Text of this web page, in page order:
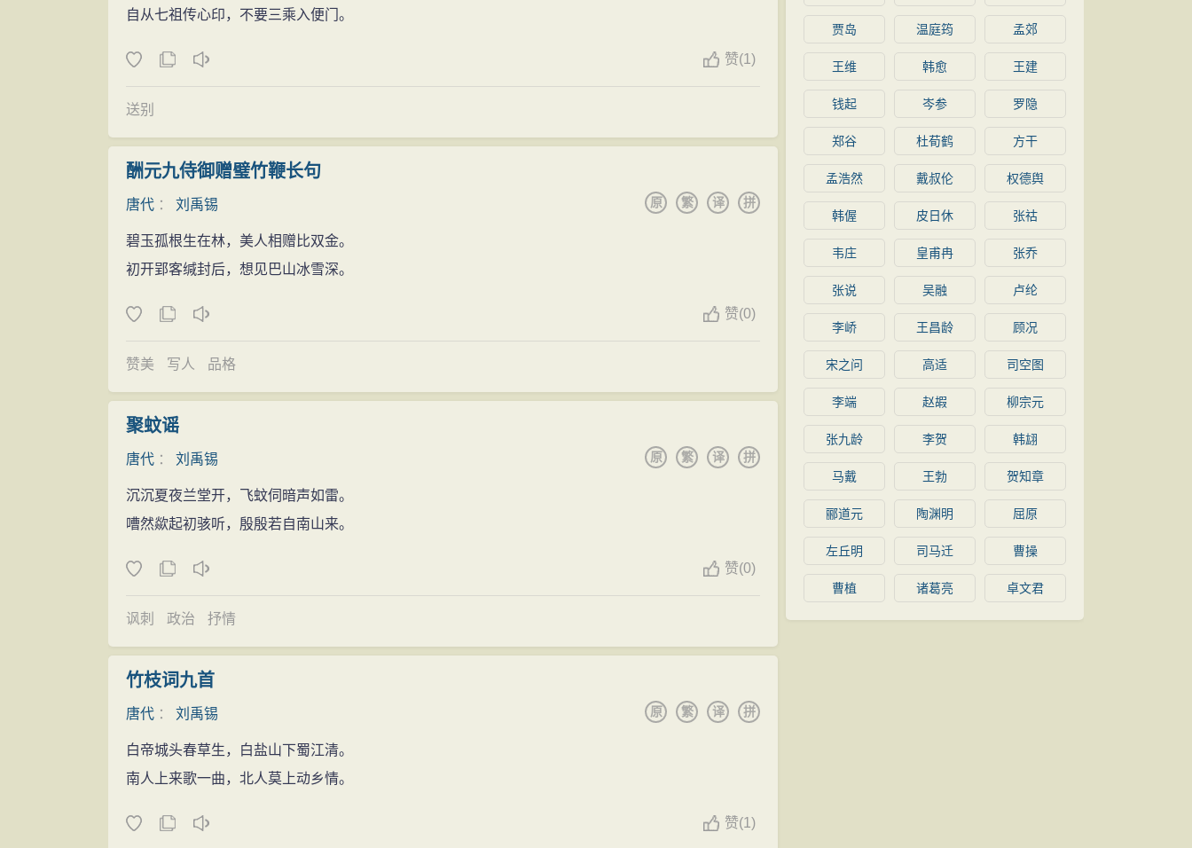
大和元年，刘禹锡任东都尚书。次年回朝任主客郎中写了《再游玄都观绝句》，表现了屡遭打击
会昌元年（841年），加检校礼部尚书衔。世称刘宾客、刘尚书。刘禹锡晚年到洛阳，与朋友白居
卷》，与白居易，裴度留有《汝洛集》等对吟唱和佳作。此后，他历任集贤殿学士、礼部郎中、苏州
会昌二年（842年）病卒于洛阳，享年七十一岁。死后被追赠为户部尚书，葬在河南荥阳（今郑州
荥阳）。
自从七祖传心印，不要三乘入便门。
赞(1)
送别
酬元九侍御赠璧竹鞭长句
唐代 ： 刘禹锡 拼
译
繁
原
碧玉孤根生在林，美人相赠比双金。
初开郢客缄封后，想见巴山冰雪深。
赞(0)
赞美 写人 品格
聚蚊谣
唐代 ： 刘禹锡 拼
译
繁
原
沉沉夏夜兰堂开，飞蚊伺暗声如雷。
嘈然歘起初骇听，殷殷若自南山来。
赞(0)
讽刺 政治 抒情
竹枝词九首
唐代 ： 刘禹锡 拼
译
繁
原
白帝城头春草生，白盐山下蜀江清。
南人上来歌一曲，北人莫上动乡情。
赞(1)
贾岛 温庭筠 孟郊
王维 韩愈 王建
钱起 岑参 罗隐
郑谷 杜荀鹤 方干
孟浩然 戴叔伦 权德舆
韩偓 皮日休 张祜
韦庄 皇甫冉 张乔
张说 吴融 卢纶
李峤 王昌龄 顾况
宋之问 高适 司空图
李端 赵嘏 柳宗元
张九龄 李贺 韩翃
马戴 王勃 贺知章
郦道元 陶渊明 屈原
左丘明 司马迁 曹操
曹植 诸葛亮 卓文君